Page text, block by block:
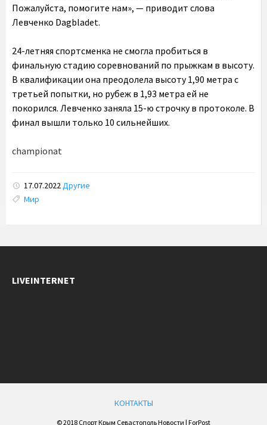
Пожалуйста, помогите нам», — приводит слова
Левченко Dagbladet.
24-летняя спортсменка не смогла пробиться в
финальную стадию соревнований по прыжкам в высоту.
В квалификации она преодолела высоту 1,90 метра с
третьей попытки, но рубеж в 1,93 метра ей не
покорился. Левченко заняла 15-ю строчку в протоколе. В
финал вышли только 10 сильнейших.
championat
17.07.2022Другие
Tags:
Мир
LIVEINTERNET
КОНТАКТЫ
© 2018 Спорт Крым Севастополь Новости | ForPost